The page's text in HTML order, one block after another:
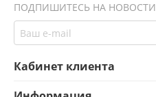
ПОДПИШИТЕСЬ НА НОВОСТИ
Кабинет клиента